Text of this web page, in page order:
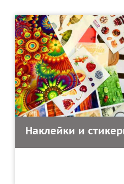
Наклейки и